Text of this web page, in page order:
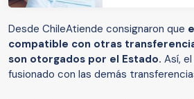
Desde ChileAtiende consignaron que
compatible con otras
son otorgados por el Estado. Así,
fusionado con las demás